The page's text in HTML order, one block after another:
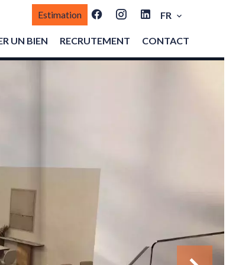
Estimation FR
UN BIEN RECRUTEMENT CONTACT